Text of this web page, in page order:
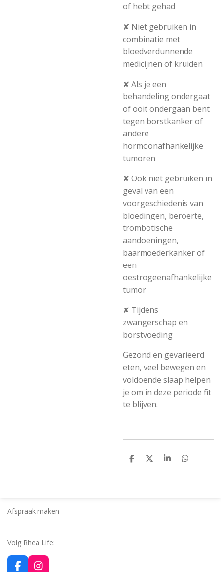
of hebt gehad
✘ Niet gebruiken in
combinatie met
bloedverdunnende
medicijnen of kruiden
✘ Als je een
behandeling ondergaat
of ooit ondergaan bent
tegen borstkanker of
andere
hormoonafhankelijke
tumoren
✘ Ook niet gebruiken in
geval van een
voorgeschiedenis van
bloedingen, beroerte,
trombotische
aandoeningen,
baarmoederkanker of
een
oestrogeenafhankelijke
tumor
✘ Tijdens
zwangerschap en
borstvoeding
Gezond en gevarieerd
eten, veel bewegen en
voldoende slaap helpen
je om in deze periode fit
te blijven.
D
D
S
D
Afspraak maken
Volg Rhea Life:
F I